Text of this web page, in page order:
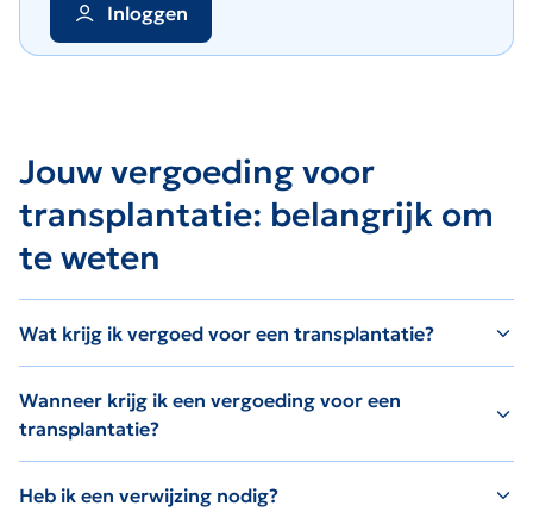
Inloggen
Jouw vergoeding voor
transplantatie: belangrijk om
te weten
Wat krijg ik vergoed voor een transplantatie?
Wanneer krijg ik een vergoeding voor een
transplantatie?
Heb ik een verwijzing nodig?